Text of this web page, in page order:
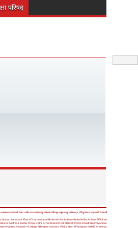
परिषद
#लखनऊ #वाराणसी #संत कबीर नगर #सहारनपुर#संभल#सीतापुर #सुल्तानपुर #सोनभद्र #सिद्धार्थनगर #श्रावस्ती #शामली
Suman #Anupam Kher #Dharmendra #Abhishek Bachchan #Amitabh Bachchan #Flipkart
#Actress #actor #New Delhi #Jharkhand #Holi #Diwali #2025 #Australia #myanmar
#Victims #kalash #College #Respect#award #Education #Foreigner #AIIMS #seminar